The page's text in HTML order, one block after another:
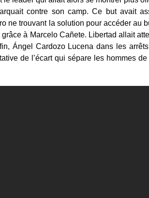
contre son camp. Ce but avait
ne trouvant la solution pour accéder au
à Marcelo Cañete. Libertad allait
Ángel Cardozo Lucena dans les
de l’écart qui sépare les hommes de